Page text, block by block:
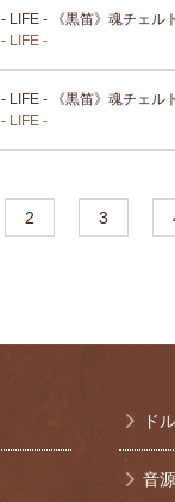
- LIFE - 《黒笛》魂チェルト
- LIFE -
- LIFE - 《黒笛》魂チェルト
- LIFE -
2 3
ド
音